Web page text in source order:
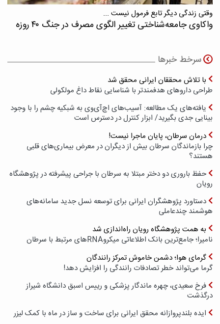
وقتی زندگی دیگر تابع فرمول نیست ...
واکاوی جامعه‌شناختی تغییر الگوی مصرف در جنگ ۴۰ روزه
سرخط خبرها
با تلاش محققان ایرانی محقق شد
طراحی داروهای هدفمندتر با شناسایی نقاط داغ مولکولی
یافته‌های یک مطالعه: آسیب‌های اچ‌آی‌وی به شبکیه چشم را با وجود
بینایی جدی بگیرید/ ابزار کنترل در دسترس است
درمان سرطان، پایان ماجرا نیست!
چرا بازماندگان سرطان بیش از دیگران در معرض بیماری‌های قلبی
هستند؟
حفظ باروری دو دختر مبتلا به سرطان با جراحی پیشرفته در پژوهشگاه
رویان
دستاورد پژوهشگران ایرانی برای توسعه نسل جدید سامانه‌های
هوشمند چندعاملی
به همت پژوهشگاه رویان راه‌اندازی شد
نامیرا؛ جامع‌ترین بانک اطلاعاتی میکروRNAهای مرتبط با سرطان
گرمای هوا؛ دشمن خاموش تمرکز رانندگان
گرما می‌تواند خطر تصادفات رانندگی را افزایش دهد!
فرخ سعیدی، چهره ماندگار پزشکی و رییس اسبق دانشگاه شیراز
درگذشت
ایده بلندپروازانه محقق ایرانی برای ساخت و ساز در ماه با کمک لیزر